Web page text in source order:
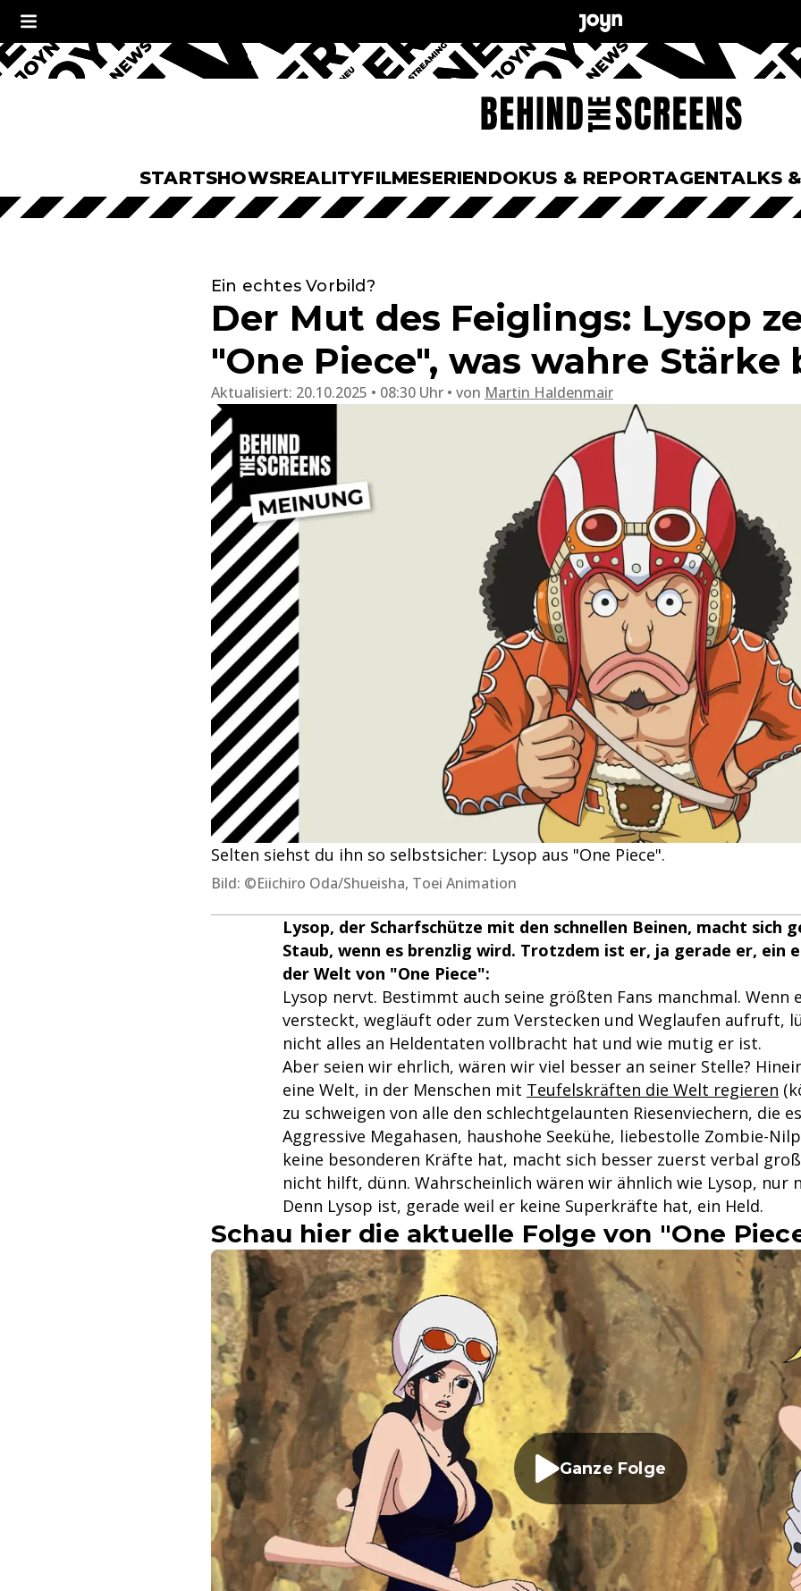
STARTSHOWSREALITYFILMESERIENDOKUS & REPORTAGENTALKS
Ein echtes Vorbild?
Der Mut des Feiglings: Lysop
"One Piece", was wahre
Aktualisiert: 20.10.2025 • 08:30 Uhr von Martin Haldenmair
Selten siehst du ihn so selbstsicher: Lysop aus "One Piece".
Bild: ©Eiichiro Oda/Shueisha, Toei Animation
Lysop, der Scharfschütze mit den schnellen Beinen, macht sich
Staub, wenn es brenzlig wird. Trotzdem ist er, ja gerade er, ein
der Welt von "One Piece":
Lysop nervt. Bestimmt auch seine größten Fans manchmal. Wenn
versteckt, wegläuft oder zum Verstecken und Weglaufen aufruft,
nicht alles an Heldentaten vollbracht hat und wie mutig er ist.
Aber seien wir ehrlich, wären wir viel besser an seiner Stelle?
eine Welt, in der Menschen mit Teufelskräften die Welt regieren
zu schweigen von alle den schlechtgelaunten Riesenviechern, die
Aggressive Megahasen, haushohe Seekühe, liebestolle Zombie-
keine besonderen Kräfte hat, macht sich besser zuerst verbal
nicht hilft, dünn. Wahrscheinlich wären wir ähnlich wie Lysop, nur
Denn Lysop ist, gerade weil er keine Superkräfte hat, ein Held.
Schau hier die aktuelle Folge von "One
Ganze Folge